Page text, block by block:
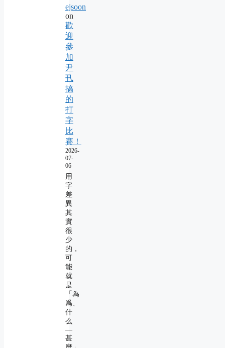
ejsoon
on
歡
迎
參
加
尹
卂
搞
的
打
字
比
賽！
2026-
07-
06
用
字
差
異
其
實
很
少
的，
可
能
就
是
「為
爲、
什
么
―
甚